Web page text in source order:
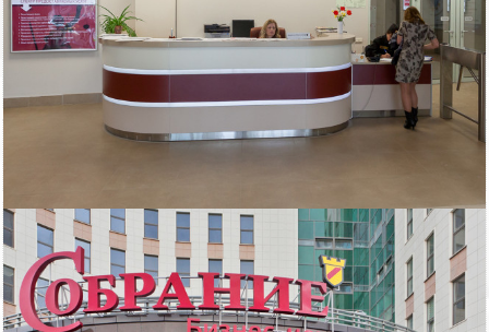
Биз-Цен
Телефон
Показать телефон
Электричество: есть
Интернет: есть
Снять, арендовать офисное помещение:
Описание бизнес-центра:
, дом 4. Здание бизнес-центра «Собрание» построено в 2012.
Деловой центр «Собрание» создаёт для своих арендаторов
удобные и комфортные условия работы — в здании устроены
кафе и ресторан, где можно вкусно и недорого перекусить или